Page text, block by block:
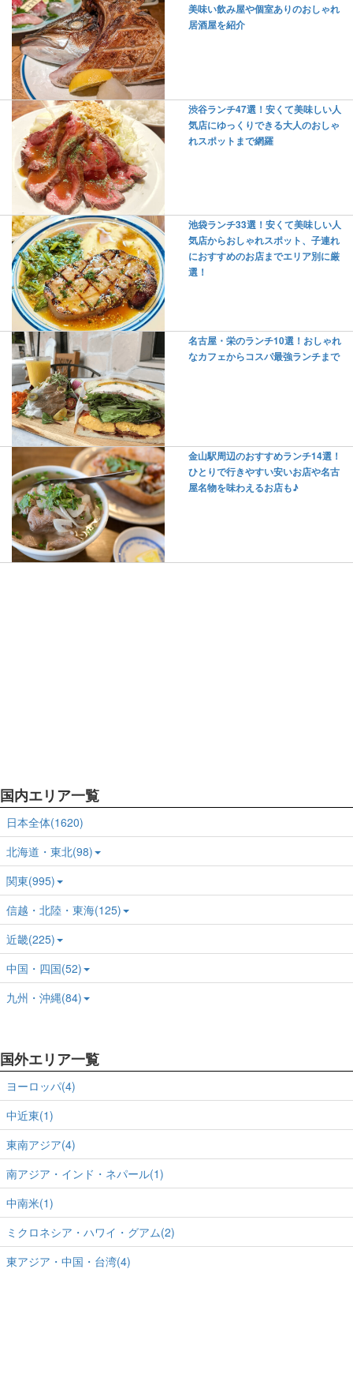
美味い飲み屋や個室ありのおしゃれ
居酒屋を紹介
渋谷ランチ47選！安くて美味しい人
気店にゆっくりできる大人のおしゃ
れスポットまで網羅
池袋ランチ33選！安くて美味しい人
気店からおしゃれスポット、子連れ
におすすめのお店までエリア別に厳
選！
名古屋・栄のランチ10選！おしゃれ
なカフェからコスパ最強ランチまで
金山駅周辺のおすすめランチ14選！
ひとりで行きやすい安いお店や名古
屋名物を味わえるお店も♪
国内エリア一覧
日本全体(1620)
北海道・東北(98)
関東(995)
信越・北陸・東海(125)
近畿(225)
中国・四国(52)
九州・沖縄(84)
国外エリア一覧
ヨーロッパ(4)
中近東(1)
東南アジア(4)
南アジア・インド・ネパール(1)
中南米(1)
ミクロネシア・ハワイ・グアム(2)
東アジア・中国・台湾(4)